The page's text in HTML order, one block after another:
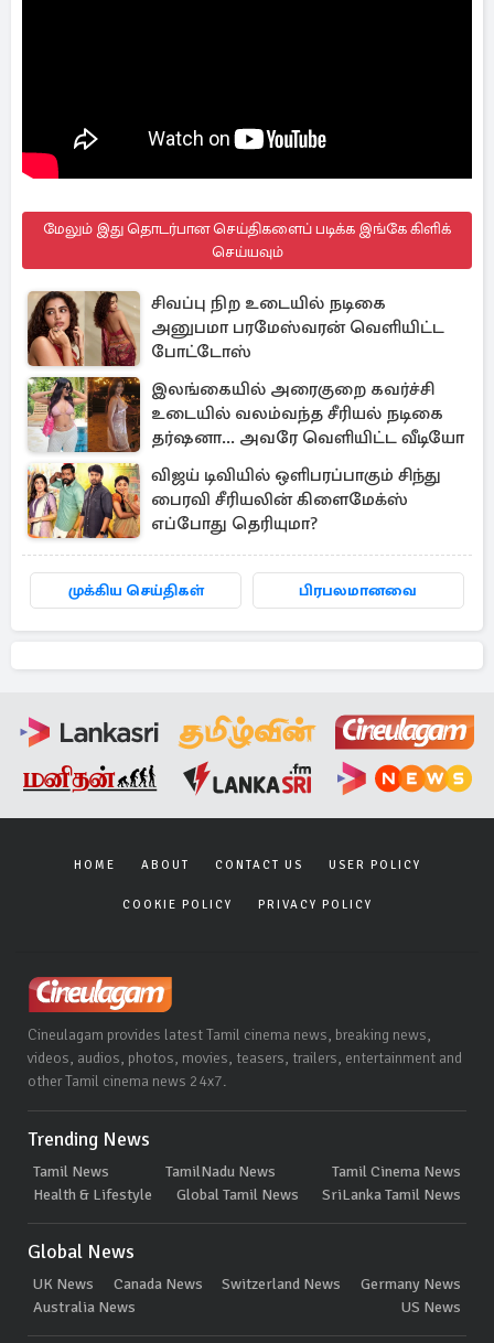
மேலும் இது தொடர்பான செய்திகளைப் படிக்க இங்கே கிளிக்
செய்யவும்
சிவப்பு நிற உடையில் நடிகை
அனுபமா பரமேஸ்வரன் வெளியிட்ட
போட்டோஸ்
இலங்கையில் அரைகுறை கவர்ச்சி
உடையில் வலம்வந்த சீரியல் நடிகை
தர்ஷனா... அவரே வெளியிட்ட வீடியோ
விஜய் டிவியில் ஒளிபரப்பாகும் சிந்து
பைரவி சீரியலின் கிளைமேக்ஸ்
எப்போது தெரியுமா?
முக்கிய செய்திகள் பிரபலமானவை
HOME ABOUT CONTACT US USER POLICY
COOKIE POLICY PRIVACY POLICY
Cineulagam provides latest Tamil cinema news, breaking news,
videos, audios, photos, movies, teasers, trailers, entertainment and
other Tamil cinema news 24x7.
Trending News
Tamil News TamilNadu News
Tamil Cinema News
Health & Lifestyle
Global Tamil News SriLanka Tamil News
Global News
UK News Canada News Switzerland News
Germany News
Australia News
US News